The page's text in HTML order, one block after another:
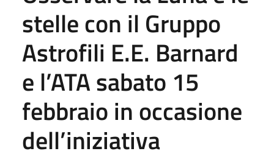
stelle con il Gruppo
Astrofili E.E. Barnard
e l’ATA sabato 15
febbraio in occasione
dell’iniziativa